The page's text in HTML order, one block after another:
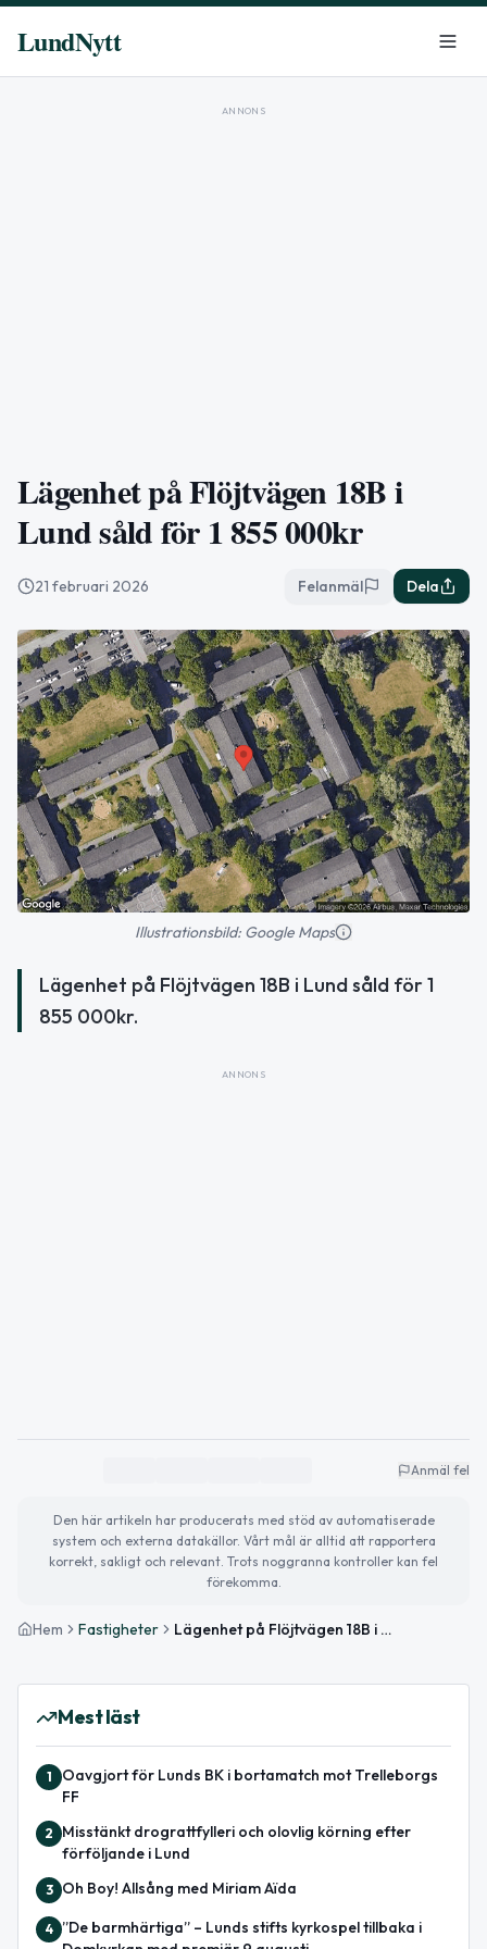
LundNytt
ANNONS
Lägenhet på Flöjtvägen 18B i
Lund såld för 1 855 000kr
21 februari 2026 Felanmäl Dela
Illustrationsbild: Google Maps
Lägenhet på Flöjtvägen 18B i Lund såld för 1
855 000kr.
ANNONS
Anmäl fel
Den här artikeln har producerats med stöd av automatiserade
system och externa datakällor. Vårt mål är alltid att rapportera
korrekt, sakligt och relevant. Trots noggranna kontroller kan fel
förekomma.
Hem Fastigheter Lägenhet på Flöjtvägen 18B i Lund såld för 1 855 000kr
Mest läst
1
Oavgjort för Lunds BK i bortamatch mot Trelleborgs
FF
2
Misstänkt drograttfylleri och olovlig körning efter
förföljande i Lund
3 Oh Boy! Allsång med Miriam Aïda
4
”De barmhärtiga” – Lunds stifts kyrkospel tillbaka i